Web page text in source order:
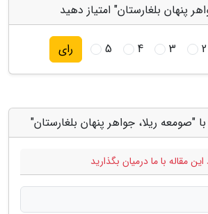
پنهان بلغارستان" امتیاز دهید
2
3
4
5 رای
"صومعه ریلا، جواهر پنهان بلغارستان"
مقاله با ما درمیان بگذارید